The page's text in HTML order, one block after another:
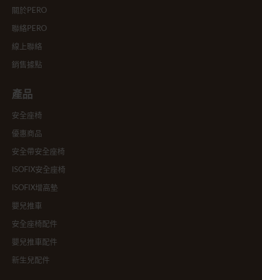
關於PERO
聯絡PERO
線上聯絡
銷售據點
產品
安全座椅
優惠商品
安全帶安全座椅
ISOFIX安全座椅
ISOFIX增高墊
嬰兒推車
安全座椅配件
嬰兒推車配件
新生兒配件